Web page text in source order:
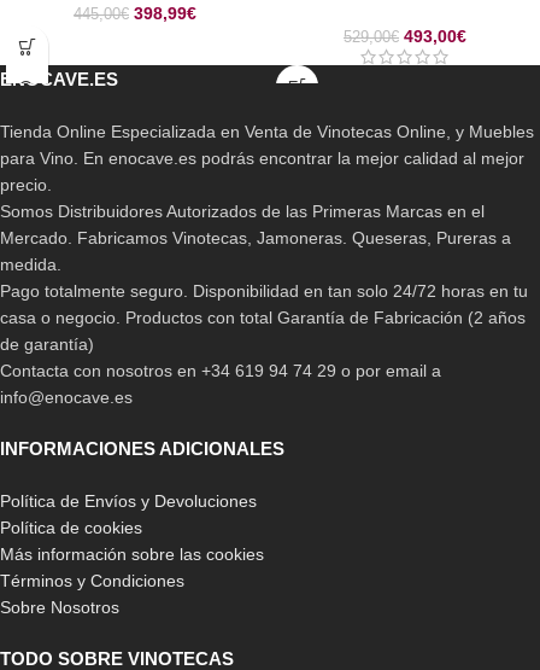
445,00€ 398,99€
529,00€ 493,00€
ENOCAVE.ES
Tienda Online Especializada en Venta de Vinotecas Online, y Muebles
para Vino. En enocave.es podrás encontrar la mejor calidad al mejor
precio.
Somos Distribuidores Autorizados de las Primeras Marcas en el
Mercado. Fabricamos Vinotecas, Jamoneras. Queseras, Pureras a
medida.
Pago totalmente seguro. Disponibilidad en tan solo 24/72 horas en tu
casa o negocio. Productos con total Garantía de Fabricación (2 años
de garantía)
Contacta con nosotros en +34 619 94 74 29 o por email a
info@enocave.es
INFORMACIONES ADICIONALES
Política de Envíos y Devoluciones
Política de cookies
Más información sobre las cookies
Términos y Condiciones
Sobre Nosotros
TODO SOBRE VINOTECAS